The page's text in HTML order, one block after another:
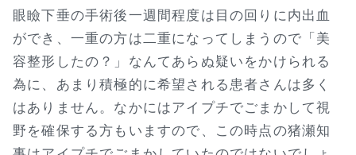
眼瞼下垂の手術後一週間程度は目の回りに内出血
ができ、一重の方は二重になってしまうので「美
容整形したの？」なんてあらぬ疑いをかけられる
為に、あまり積極的に希望される患者さんは多く
はありません。なかにはアイプチでごまかして視
野を確保する方もいますので、この時点の猪瀬知